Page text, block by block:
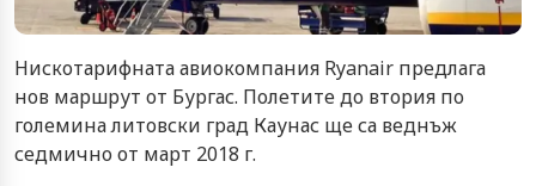
Нискотарифната авиокомпания Ryanair предлага
нов маршрут от Бургас. Полетите до втория по
големина литовски град Каунас ще са веднъж
седмично от март 2018 г.